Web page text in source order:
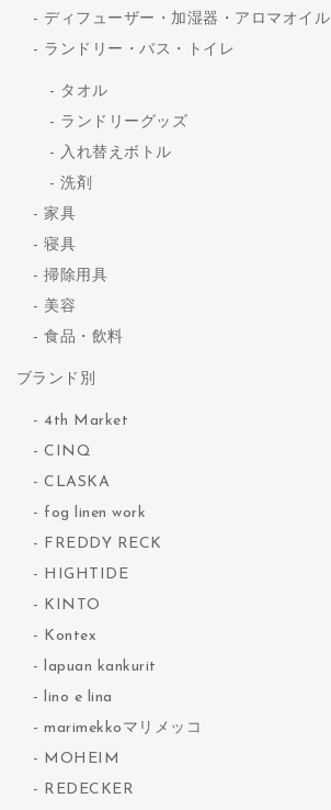
ディフューザー・加湿器・アロマオイル
ランドリー・バス・トイレ
タオル
ランドリーグッズ
入れ替えボトル
洗剤
家具
寝具
掃除用具
美容
食品・飲料
ブランド別
4th Market
CINQ
CLASKA
fog linen work
FREDDY RECK
HIGHTIDE
KINTO
Kontex
lapuan kankurit
lino e lina
marimekkoマリメッコ
MOHEIM
REDECKER